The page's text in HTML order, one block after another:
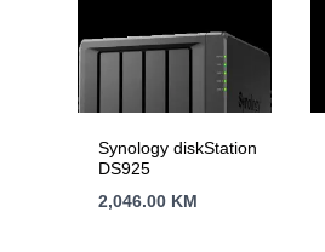
Synology diskStation
DS925
2,046.00 KM